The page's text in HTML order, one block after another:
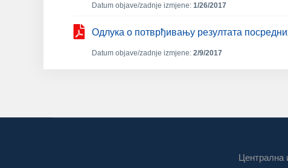
Datum objave/zadnje izmjene: 1/26/2017
Одлукa о потврђивању резултата
Datum objave/zadnje izmjene: 2/9/2017
Централна